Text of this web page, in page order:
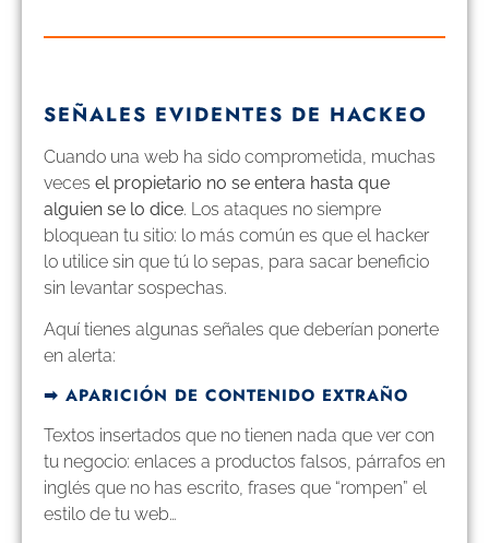
SEÑALES EVIDENTES DE HACKEO
Cuando una web ha sido comprometida, muchas
veces el propietario no se entera hasta que
alguien se lo dice. Los ataques no siempre
bloquean tu sitio: lo más común es que el hacker
lo utilice sin que tú lo sepas, para sacar beneficio
sin levantar sospechas.
Aquí tienes algunas señales que deberían ponerte
en alerta:
➡︎ APARICIÓN DE CONTENIDO EXTRAÑO
Textos insertados que no tienen nada que ver con
tu negocio: enlaces a productos falsos, párrafos en
inglés que no has escrito, frases que “rompen” el
estilo de tu web…